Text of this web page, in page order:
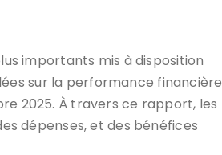
importants mis à disposition
sur la performance financière
2025. À travers ce rapport, les
dépenses, et des bénéfices